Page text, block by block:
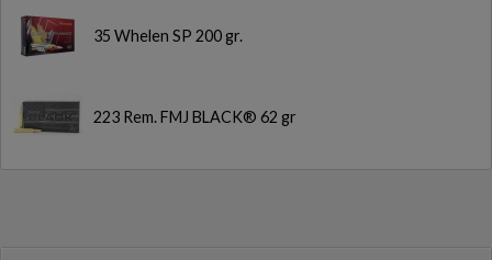
35 Whelen SP 200 gr.
223 Rem. FMJ BLACK® 62 gr